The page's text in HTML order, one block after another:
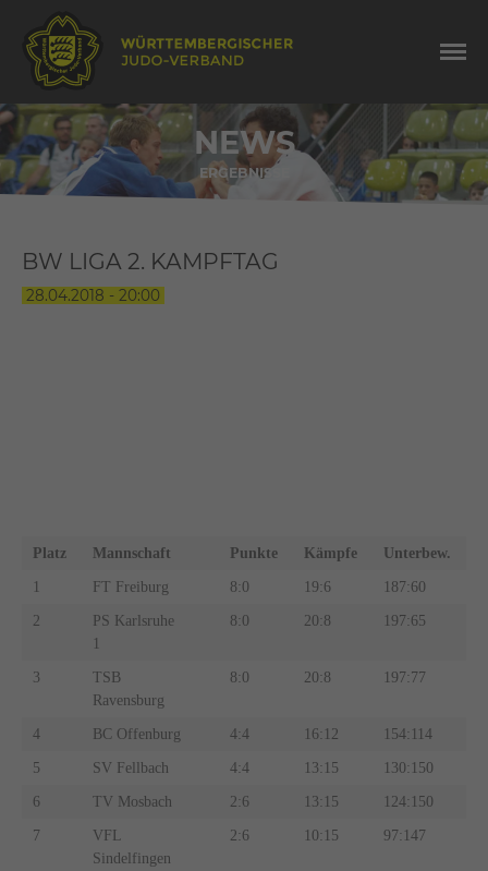
NEWS
ERGEBNISSE
BW LIGA 2. KAMPFTAG
28.04.2018 - 20:00
Platz Mannschaft Punkte Kämpfe Unterbew.
1 FT Freiburg 8:0 19:6 187:60
2
PS Karlsruhe
1
8:0 20:8 197:65
3
TSB
Ravensburg
8:0 20:8 197:77
4 BC Offenburg 4:4 16:12 154:114
5 SV Fellbach 4:4 13:15 130:150
6 TV Mosbach 2:6 13:15 124:150
7
VFL
Sindelfingen
2:6 10:15 97:147